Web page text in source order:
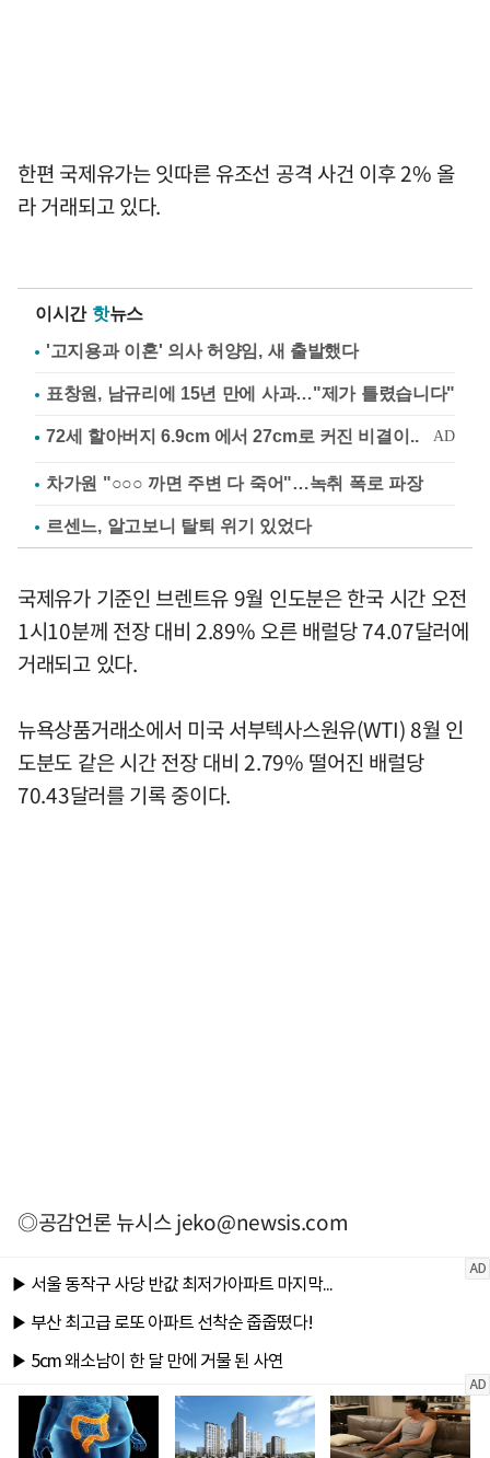
한편 국제유가는 잇따른 유조선 공격 사건 이후 2% 올
라 거래되고 있다.
이시간 핫뉴스
'고지용과 이혼' 의사 허양임, 새 출발했다
표창원, 남규리에 15년 만에 사과…"제가 틀렸습니다"
차가원 "○○○ 까면 주변 다 죽어"…녹취 폭로 파장
르센느, 알고보니 탈퇴 위기 있었다
국제유가 기준인 브렌트유 9월 인도분은 한국 시간 오전
1시10분께 전장 대비 2.89% 오른 배럴당 74.07달러에
거래되고 있다.
뉴욕상품거래소에서 미국 서부텍사스원유(WTI) 8월 인
도분도 같은 시간 전장 대비 2.79% 떨어진 배럴당
70.43달러를 기록 중이다.
◎공감언론 뉴시스jeko@newsis.com